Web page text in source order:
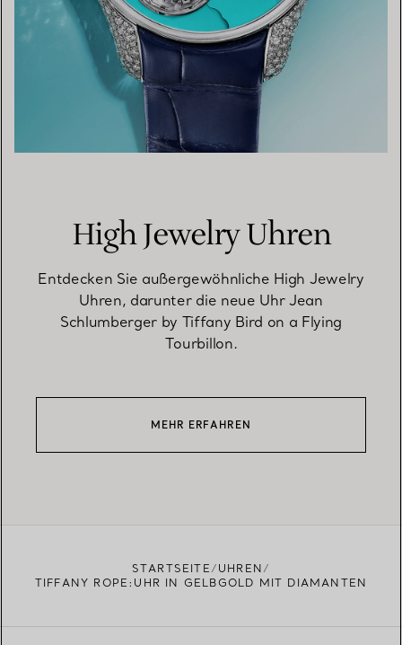
High Jewelry Uhren
Entdecken Sie außergewöhnliche High Jewelry
Uhren, darunter die neue Uhr Jean
Schlumberger by Tiffany Bird on a Flying
Tourbillon.
MEHR ERFAHREN
STARTSEITE
UHREN
TIFFANY ROPE:UHR IN GELBGOLD MIT DIAMANTEN